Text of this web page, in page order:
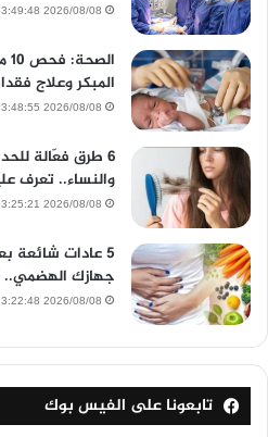
2026/08/08 3:49:48 مساءً
المبكر وعلاج
2026/08/08 3:48:55 مساءً
6 طرق فعّالة
والنساء.. تعرف
2026/08/08 3:25:21 مساءً
5 عادات شائعة
جهازك الهضمي..
2026/08/08 3:22:48 مساءً
تابعونا على الفيس بوك